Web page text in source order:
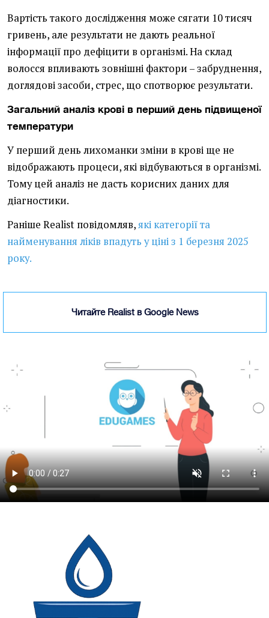
Вартість такого дослідження може сягати 10 тисяч
гривень, але результати не дають реальної
інформації про дефіцити в організмі. На склад
волосся впливають зовнішні фактори – забруднення,
доглядові засоби, стрес, що спотворює результати.
Загальний аналіз крові в перший день підвищеної
температури
У перший день лихоманки зміни в крові ще не
відображають процеси, які відбуваються в організмі.
Тому цей аналіз не дасть корисних даних для
діагностики.
Раніше Realist повідомляв,які категорії та
найменування ліків впадуть у ціні з 1 березня 2025
року.
Читайте Realist в Google News